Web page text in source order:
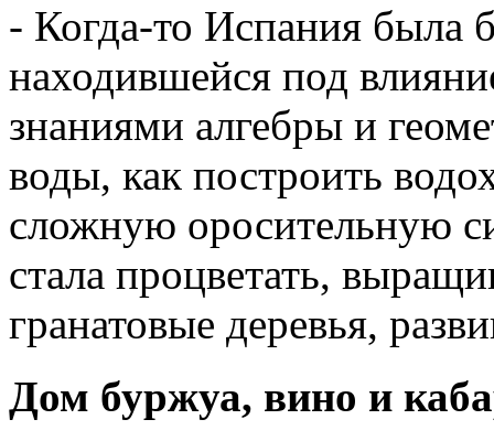
- Когда-то Испания была
находившейся под
знаниями алгебры и
воды, как построить
сложную оросительную
стала процветать,
гранатовые деревья,
Дом буржуа, вино и